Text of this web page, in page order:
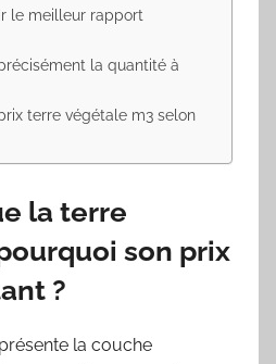
le meilleur rapport
la quantité à
terre végétale m3 selon
la terre
son prix
?
la couche